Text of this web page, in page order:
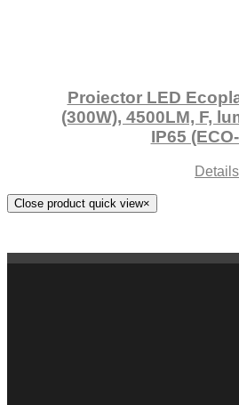
Proiector LED
(300W), 4500LM, F,
IP65
Details
Close product quick view×